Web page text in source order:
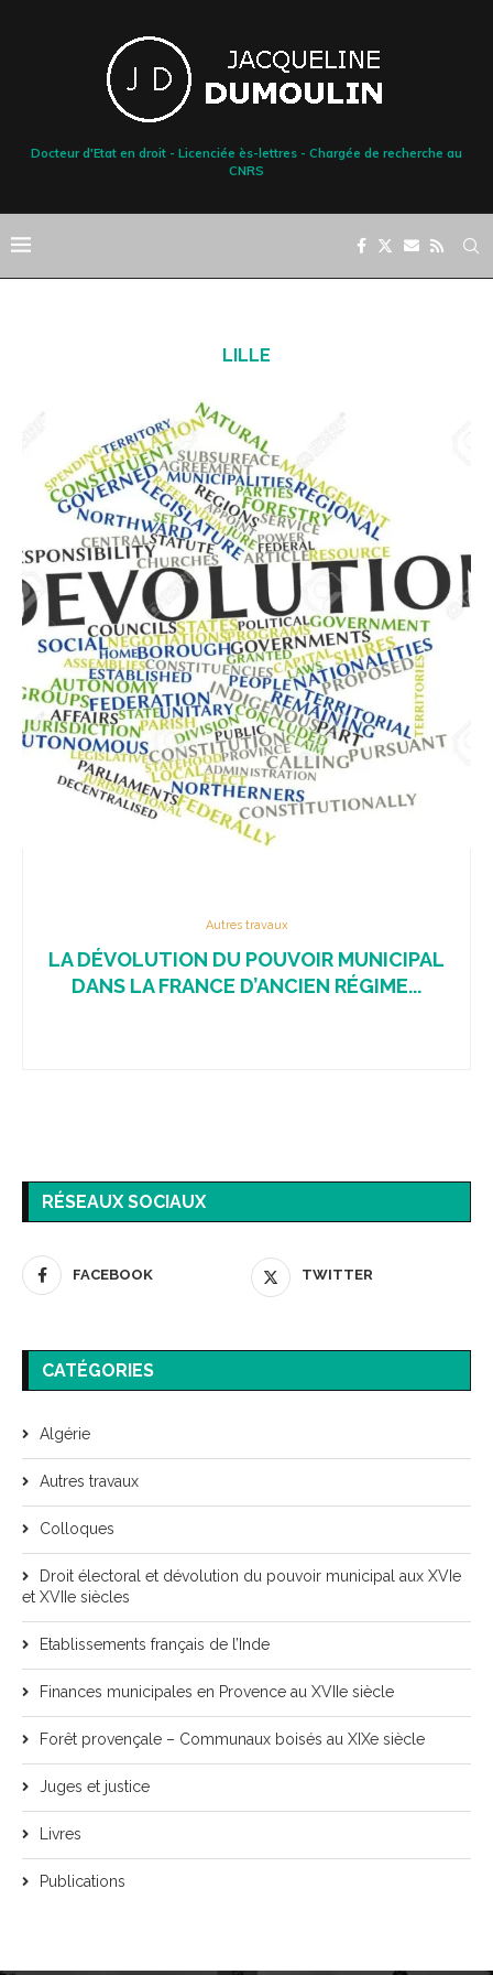
Docteur d'Etat en droit - Licenciée ès-lettres - Chargée de recherche au
CNRS
LILLE
Autres travaux
LA DÉVOLUTION DU POUVOIR MUNICIPAL
DANS LA FRANCE D’ANCIEN RÉGIME...
RÉSEAUX SOCIAUX
FACEBOOK TWITTER
CATÉGORIES
Algérie
Autres travaux
Colloques
Droit électoral et dévolution du pouvoir municipal aux XVIe
et XVIIe siècles
Etablissements français de l’Inde
Finances municipales en Provence au XVIIe siècle
Forêt provençale – Communaux boisés au XIXe siècle
Juges et justice
Livres
Publications